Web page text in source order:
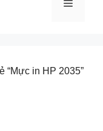
Menu
“Mực in HP 2035”